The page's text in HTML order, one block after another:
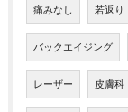
痛みなし 若返り
バックエイジング
レーザー 皮膚科